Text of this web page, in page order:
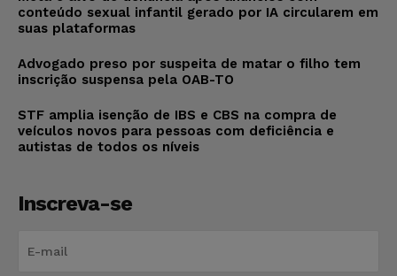
conteúdo sexual infantil gerado por IA circularem em
suas plataformas
Advogado preso por suspeita de matar o filho tem
inscrição suspensa pela OAB-TO
STF amplia isenção de IBS e CBS na compra de
veículos novos para pessoas com deficiência e
autistas de todos os níveis
Inscreva-se